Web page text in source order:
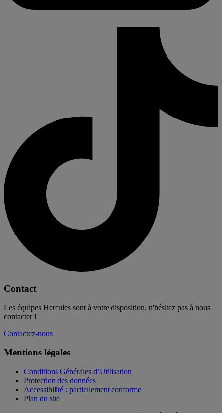
Contact
Les équipes Hercules sont à votre disposition, n'hésitez pas à nous
contacter !
Contactez-nous
Mentions légales
Conditions Générales d’Utilisation
Protection des données
Accessibilité : partiellement conforme
Plan du site